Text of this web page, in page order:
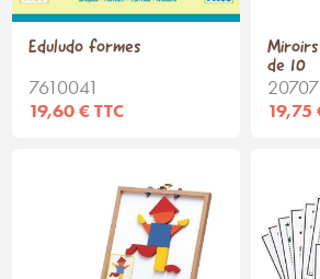
Eduludo formes
7610041
19,60 € TTC
de 10
20707
19,75